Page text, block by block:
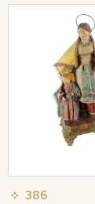
386